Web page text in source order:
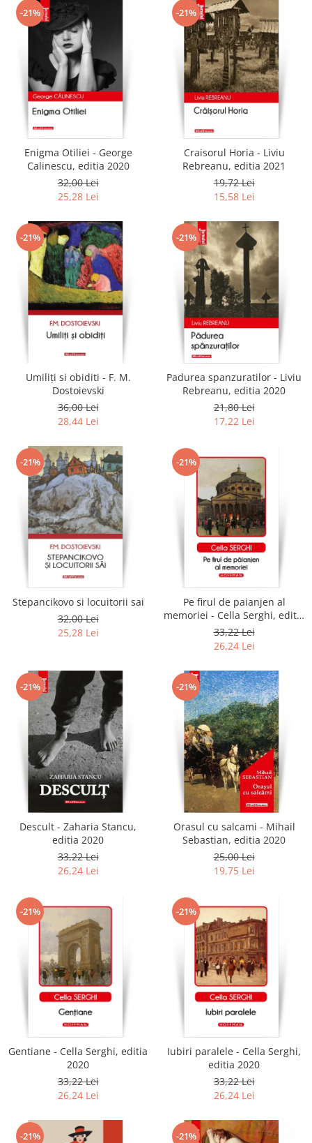
-21%
Enigma Otiliei - George
Calinescu, editia 2020
32,00 Lei
25,28 Lei
-21%
Craisorul Horia - Liviu
Rebreanu, editia 2021
19,72 Lei
15,58 Lei
-21%
Umiliți si obiditi - F. M.
Dostoievski
36,00 Lei
28,44 Lei
-21%
Padurea spanzuratilor - Liviu
Rebreanu, editia 2020
21,80 Lei
17,22 Lei
-21%
Stepancikovo si locuitorii sai
32,00 Lei
25,28 Lei
-21%
Pe firul de paianjen al
memoriei - Cella Serghi, editia
2020
33,22 Lei
26,24 Lei
-21%
Descult - Zaharia Stancu,
editia 2020
33,22 Lei
26,24 Lei
-21%
Orasul cu salcami - Mihail
Sebastian, editia 2020
25,00 Lei
19,75 Lei
-21%
Gentiane - Cella Serghi, editia
2020
33,22 Lei
26,24 Lei
-21%
Iubiri paralele - Cella Serghi,
editia 2020
33,22 Lei
26,24 Lei
-21% -21%